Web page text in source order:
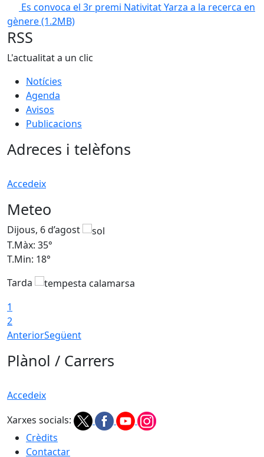
Es convoca el 3r premi Nativitat Yarza a la recerca en
gènere(1.2MB)
RSS
L'actualitat a un clic
Notícies
Agenda
Avisos
Publicacions
Adreces i telèfons
Accedeix
Meteo
Dijous, 6 d’agost
T.Màx: 35°
T.Min: 18°
Tarda
1
2
AnteriorSegüent
Plànol / Carrers
Accedeix
Xarxes socials:
Crèdits
Contactar